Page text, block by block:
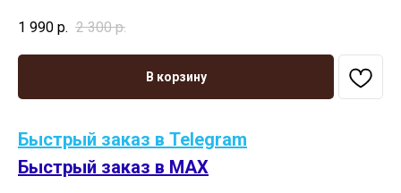
1 990 р. 2 300 р.
В корзину
Быстрый заказ в Telegram
Быстрый заказ в MAX